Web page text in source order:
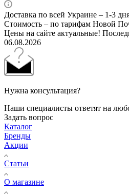
Доставка по всей Украине – 1-3
Стоимость – по тарифам Новой
Цены на сайте актуальные!
06.08.2026
Нужна консультация?
Наши специалисты ответят на
Задать вопрос
Каталог
Бренды
Акции
Статьи
О магазине